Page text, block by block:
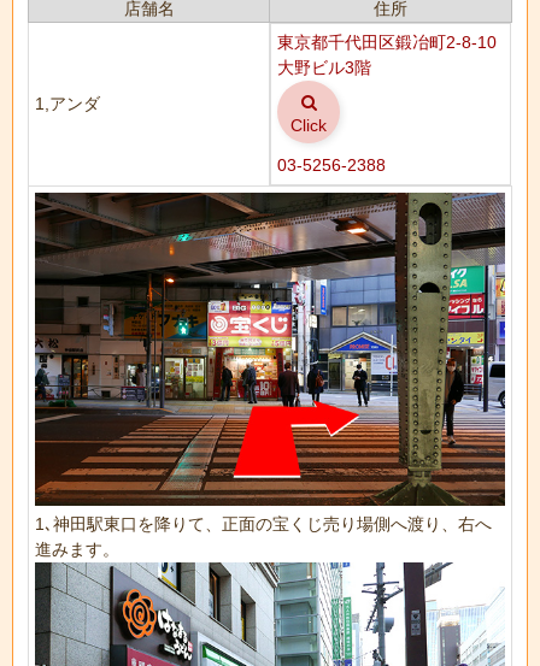
店舗名 住所
1,アンダ
東京都千代田区鍛冶町2-8-10
大野ビル3階
Click
03-5256-2388
1､神田駅東口を降りて、正面の宝くじ売り場側へ渡り、右へ
進みます。